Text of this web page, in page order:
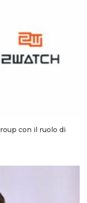
con il ruolo di